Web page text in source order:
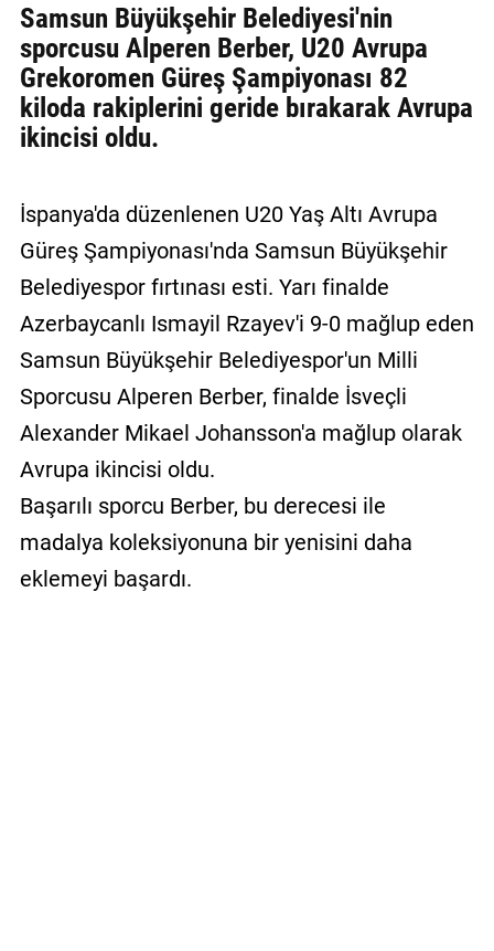
ULAŞIN
Künye
İletişim
Sözleşmesi
Kullanıcı
Sözleşmesi
Samsun Büyükşehir Belediyesi'nin
sporcusu Alperen Berber, U20 Avrupa
Grekoromen Güreş Şampiyonası 82
kiloda rakiplerini geride bırakarak Avrupa
ikincisi oldu.
İspanya'da düzenlenen U20 Yaş Altı Avrupa
Güreş Şampiyonası'nda Samsun Büyükşehir
Belediyespor fırtınası esti. Yarı finalde
Azerbaycanlı Ismayil Rzayev'i 9-0 mağlup eden
Samsun Büyükşehir Belediyespor'un Milli
Sporcusu Alperen Berber, finalde İsveçli
Alexander Mikael Johansson'a mağlup olarak
Avrupa ikincisi oldu.
Başarılı sporcu Berber, bu derecesi ile
madalya koleksiyonuna bir yenisini daha
eklemeyi başardı.